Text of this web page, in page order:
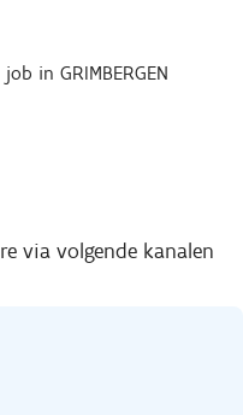
job in GRIMBERGEN
via volgende kanalen